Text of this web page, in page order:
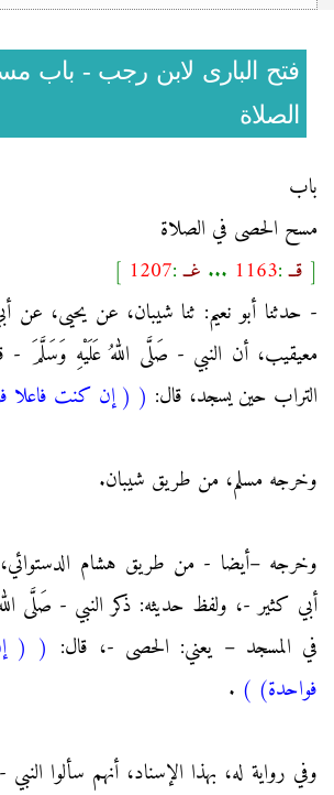
فتح البارى لابن رجب - باب
الصلاة
باب
مسح الحصى في الصلاة
[ قــ:
1163
... غــ:
1207
]
- حدثنا أبو نعيم: ثنا شيبان، عن يحيى، عن
معيقيب، أن النبي - صَلَّى اللهُ عَلَيْهِ وَسَلَّمَ
التراب حين يسجد، قال: ( ( إن كنت فاعلا
وخرجه مسلم، من طريق شيبان.
وخرجه –أيضا - من طريق هشام
أبي كثير -، ولفظ حديثه: ذكر النبي - صَلَّى
في المسجد – يعني: الحصى -، قال: (
(
فواحدة) )
.
وفي رواية له، بهذا الإسناد، أنهم سألوا